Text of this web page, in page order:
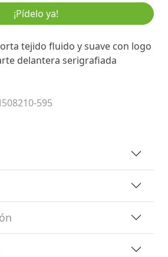
¡Pídelo ya!
tejido fluido y suave con logo
delantera serigrafiada
595